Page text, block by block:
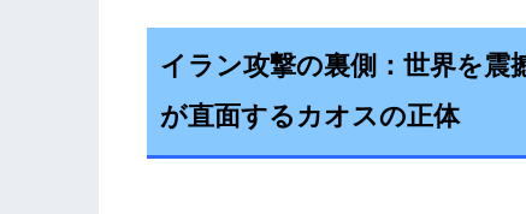
イラン攻撃の裏側：世界を震
が直面するカオスの正体